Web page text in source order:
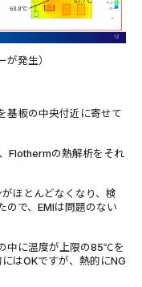
が発生）
基板の中央付近に寄せて
Flothermの熱解析をそれ
ほとんどなくなり、検
ので、EMIは問題のない
中に温度が上限の85℃を
はOKですが、熱的にNG